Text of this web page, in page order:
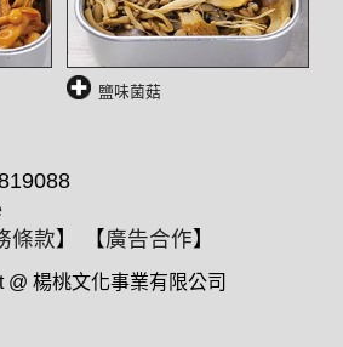
鹽味菌菇
條款】 【廣告合作】
@ 楊桃文化事業有限公司